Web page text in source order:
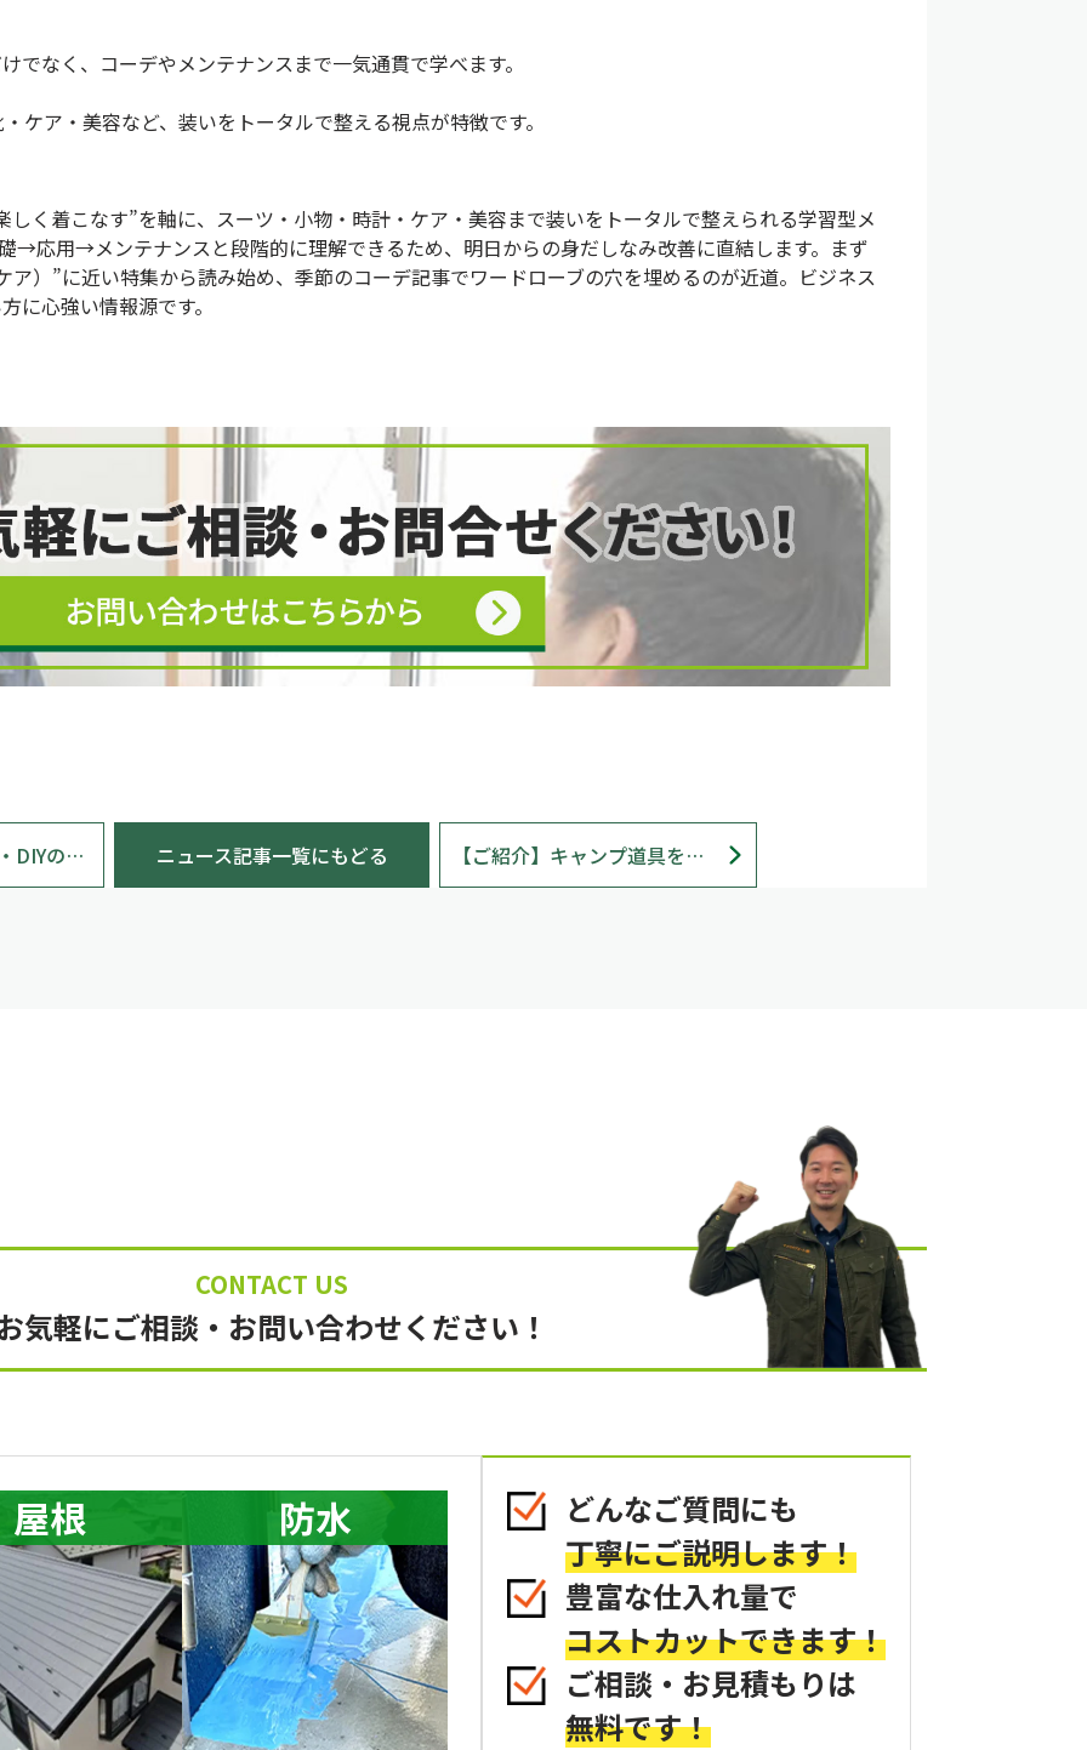
でなく、コーデやメンテナンスまで一気通貫で学べます。
ケア・美容など、装いをトータルで整える視点が特徴です。
く着こなす”を軸に、スーツ・小物・時計・ケア・美容まで装いをトータルで整えられる学習型メ
→応用→メンテナンスと段階的に理解できるため、明日からの身だしなみ改善に直結します。まず
）”に近い特集から読み始め、季節のコーデ記事でワードローブの穴を埋めるのが近道。ビジネス
に心強い情報源です。
【ご紹介】電動工具・DIYの総合情報「工具男子新聞」 ニュース記事一覧にもどる 【ご紹介】キャンプ道具を深掘りレビュー「タナちゃんねる」
気軽にご相談 ・ お問い合わせください！
屋根 防水
どんなご質問にも
丁寧にご説明します！
豊富な仕入れ量で
コストカットできます！
ご相談・お見積もりは
無料です！